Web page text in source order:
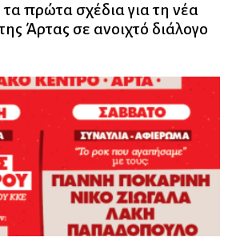
πρώτα σχέδια για τη νέα
Άρτας σε ανοιχτό διάλογο